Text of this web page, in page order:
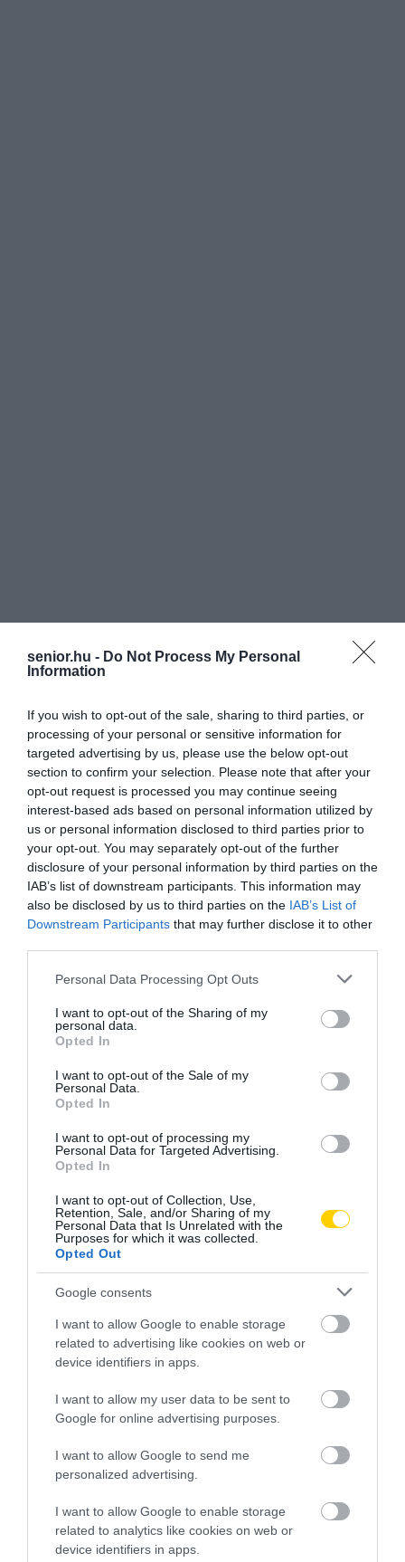
senior.hu - Do Not Process My Personal
Information
If you wish to opt-out of the sale, sharing to third parties, or
processing of your personal or sensitive information for
targeted advertising by us, please use the below opt-out
section to confirm your selection. Please note that after your
opt-out request is processed you may continue seeing
interest-based ads based on personal information utilized by
us or personal information disclosed to third parties prior to
your opt-out. You may separately opt-out of the further
disclosure of your personal information by third parties on the
IAB’s list of downstream participants. This information may
also be disclosed by us to third parties on the IAB’s List of
Downstream Participants that may further disclose it to other
Please note that this website/app uses one or more Google
not limited to your visit or usage behaviour. You may click to
grant or deny consent to Google and its third-party tags to
use your data for below specified purposes in below Google
consent section.
Personal Data Processing Opt Outs
I want to opt-out of the Sharing of my
personal data.
Opted In
I want to opt-out of the Sale of my
Personal Data.
Opted In
I want to opt-out of processing my
Personal Data for Targeted Advertising.
Opted In
I want to opt-out of Collection, Use,
Retention, Sale, and/or Sharing of my
Personal Data that Is Unrelated with the
Purposes for which it was collected.
Opted Out
Google consents
I want to allow Google to enable storage
related to advertising like cookies on web or
device identifiers in apps.
I want to allow my user data to be sent to
Google for online advertising purposes.
I want to allow Google to send me
personalized advertising.
I want to allow Google to enable storage
related to analytics like cookies on web or
device identifiers in apps.
UTAZÁS
AJÁNLÓ
NEM TE VAGY BÉNA, CSAK AZ
APP HISZI MAGÁRÓL, HOGY
INFORMATIKUS
2026. AUGUSZTUS 07.
MIT EGYÜNK, HA 70 FELETT IS
2026. AUGUSZTUS 05.
FELJELENTÉS A GONDOSÓRA
PROGRAM ÜGYÉBEN: BAJBAN
KÉRDÉS, AMIRE MINDEN
IDŐSNEK TUDNIA KELL A
VÁLASZT
HA AZ UNOKÁD SÍRVA HÍV
2026. JÚLIUS 29.